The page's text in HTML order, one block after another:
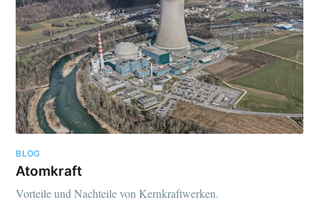
BLOG
Atomkraft
Vorteile und Nachteile von Kernkraftwerken.